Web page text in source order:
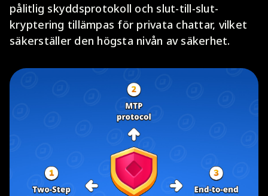
pålitlig skyddsprotokoll och slut-till-slut-
kryptering tillämpas för privata chattar, vilket
säkerställer den högsta nivån av säkerhet.